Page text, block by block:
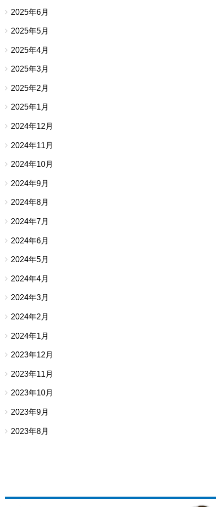
2025年6月
2025年5月
2025年4月
2025年3月
2025年2月
2025年1月
2024年12月
2024年11月
2024年10月
2024年9月
2024年8月
2024年7月
2024年6月
2024年5月
2024年4月
2024年3月
2024年2月
2024年1月
2023年12月
2023年11月
2023年10月
2023年9月
2023年8月